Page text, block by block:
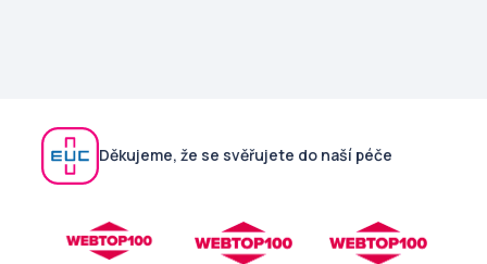
Děkujeme, že se svěřujete do naší péče